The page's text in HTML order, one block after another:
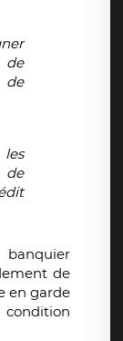
les
de
de
en garde